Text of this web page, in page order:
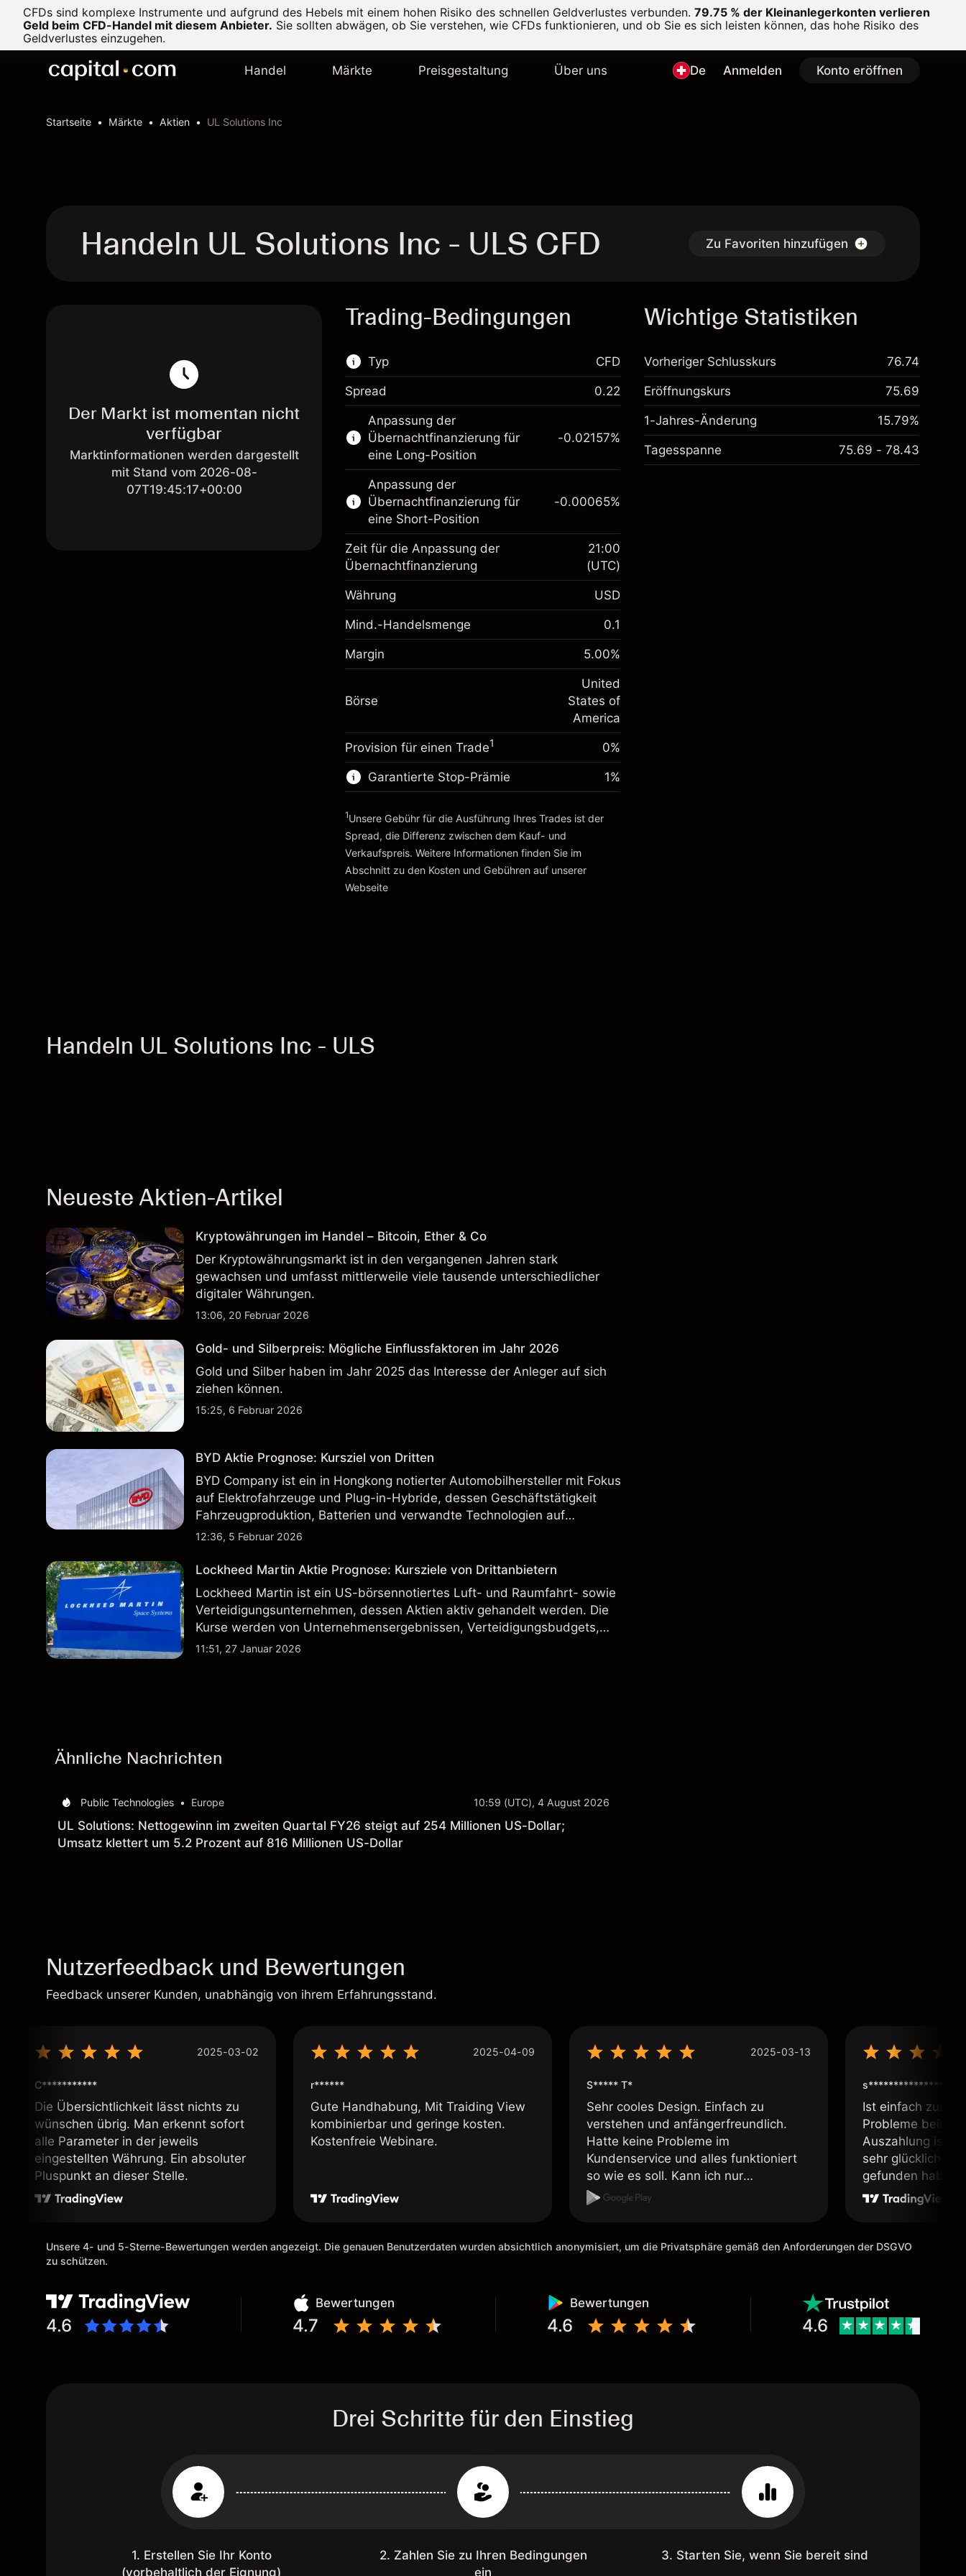
CFDs sind komplexe Instrumente und aufgrund des Hebels mit einem hohen Risiko des schnellen Geldverlustes verbunden. 79.75 % der Kleinanlegerkonten verlieren
Geld beim CFD-Handel mit diesem Anbieter. Sie sollten abwägen, ob Sie verstehen, wie CFDs funktionieren, und ob Sie es sich leisten können, das hohe Risiko des
Geldverlustes einzugehen.
Handel Märkte Preisgestaltung Über uns De Anmelden Konto eröffnen
Startseite Märkte Aktien UL Solutions Inc
Handeln UL Solutions Inc - ULS CFD Zu Favoriten hinzufügen
Der Markt ist momentan nicht
verfügbar
Marktinformationen werden dargestellt
mit Stand vom 2026-08-
07T19:45:17+00:00
Trading-Bedingungen
Typ
Dieser Finanzmarkt steht für das CFD-Trading
zur Verfügung.
Erfahren Sie mehr über:
CFDs
CFD
Spread 0.22
Anpassung der
Übernachtfinanzierung für
eine Long-Position
Margin. Ihre Investition
$1,000.00
Anpassung der
Übernachtfinanzierung
Gebühren aus fremdfinanzierten
Positionswert
-0.021568
Positionsgröße mit Hebelwirkung
Geld aus Hebelwirkung ~ $$19,000.00
Zur Plattform
-0.02157%
Anpassung der
Übernachtfinanzierung für
eine Short-Position
Margin. Ihre Investition
$1,000.00
Positionswert
-0.000654
Positionsgröße mit Hebelwirkung
~$20,000.00
Geld aus Hebelwirkung ~ $$19,000.00
Zur Plattform
-0.00065%
Zeit für die Anpassung der
Übernachtfinanzierung
21:00
(UTC)
Währung USD
Mind.-Handelsmenge 0.1
Margin 5.00%
Börse
United
States of
America
Provision für einen Trade1 0%
Garantierte Stop-Prämie
Kosten und Gebühren
1%
1Unsere Gebühr für die Ausführung Ihres Trades ist der
Spread, die Differenz zwischen dem Kauf- und
Verkaufspreis. Weitere Informationen finden Sie im
Abschnitt zu den Kosten und Gebühren auf unserer
Webseite
Wichtige Statistiken
Vorheriger Schlusskurs 76.74
Eröffnungskurs 75.69
1-Jahres-Änderung 15.79%
Tagesspanne 75.69 - 78.43
Handeln UL Solutions Inc - ULS
Neueste Aktien-Artikel
Kryptowährungen im Handel – Bitcoin, Ether & Co
Der Kryptowährungsmarkt ist in den vergangenen Jahren stark
gewachsen und umfasst mittlerweile viele tausende unterschiedlicher
digitaler Währungen.
13:06, 20 Februar 2026
Gold- und Silberpreis: Mögliche Einflussfaktoren im Jahr 2026
Gold und Silber haben im Jahr 2025 das Interesse der Anleger auf sich
ziehen können.
15:25, 6 Februar 2026
BYD Aktie Prognose: Kursziel von Dritten
BYD Company ist ein in Hongkong notierter Automobilhersteller mit Fokus
auf Elektrofahrzeuge und Plug-in-Hybride, dessen Geschäftstätigkeit
Fahrzeugproduktion, Batterien und verwandte Technologien auf
inländischen und internationalen Märkten umfasst.
12:36, 5 Februar 2026
Lockheed Martin Aktie Prognose: Kursziele von Drittanbietern
Lockheed Martin ist ein US-börsennotiertes Luft- und Raumfahrt- sowie
Verteidigungsunternehmen, dessen Aktien aktiv gehandelt werden. Die
Kurse werden von Unternehmensergebnissen, Verteidigungsbudgets,
Vertragsaktivitäten und den allgemeinen Aktienmärktbedingungen
11:51, 27 Januar 2026
Ähnliche Nachrichten
Public Technologies • Europe 10:59 (UTC), 4 August 2026
UL Solutions: Nettogewinn im zweiten Quartal FY26 steigt auf 254 Millionen US-Dollar;
Umsatz klettert um 5.2 Prozent auf 816 Millionen US-Dollar
Nutzerfeedback und Bewertungen
Feedback unserer Kunden, unabhängig von ihrem Erfahrungsstand.
2025-03-02
C***********
Die Übersichtlichkeit lässt nichts zu
wünschen übrig. Man erkennt sofort
alle Parameter in der jeweils
eingestellten Währung. Ein absoluter
Pluspunkt an dieser Stelle.
2025-04-09
r******
Gute Handhabung, Mit Traiding View
kombinierbar und geringe kosten.
Kostenfreie Webinare.
2025-03-13
S***** T*
Sehr cooles Design. Einfach zu
verstehen und anfängerfreundlich.
Hatte keine Probleme im
Kundenservice und alles funktioniert
so wie es soll. Kann ich nur
weiterempfehlen.
s****************
Ist einfach zum
Probleme beim
Auszahlung ist
sehr glücklich
gefunden habe.
weiter meine
Unsere 4- und 5-Sterne-Bewertungen werden angezeigt. Die genauen Benutzerdaten wurden absichtlich anonymisiert, um die Privatsphäre gemäß den Anforderungen der DSGVO
zu schützen.
4.6
Bewertungen
4.7
Bewertungen
4.6 4.6
Drei Schritte für den Einstieg
1. Erstellen Sie Ihr Konto
(vorbehaltlich der Eignung)
2. Zahlen Sie zu Ihren Bedingungen
ein
3. Starten Sie, wenn Sie bereit sind